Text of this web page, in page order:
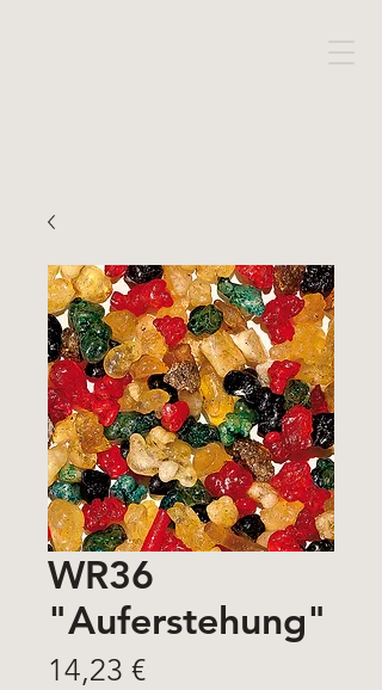
WR36
"Auferstehung"
14,23 €Preis